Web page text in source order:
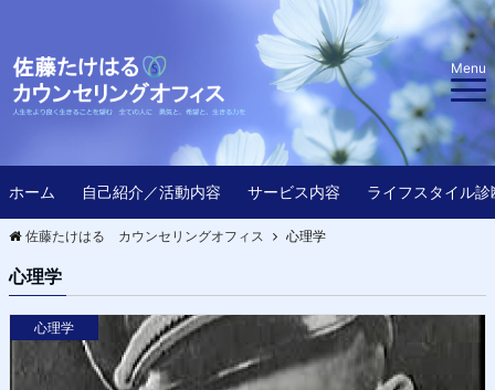
Menu
ホーム 自己紹介／活動内容 サービス内容 ライフスタイル診
佐藤たけはる カウンセリングオフィス 心理学
心理学
心理学